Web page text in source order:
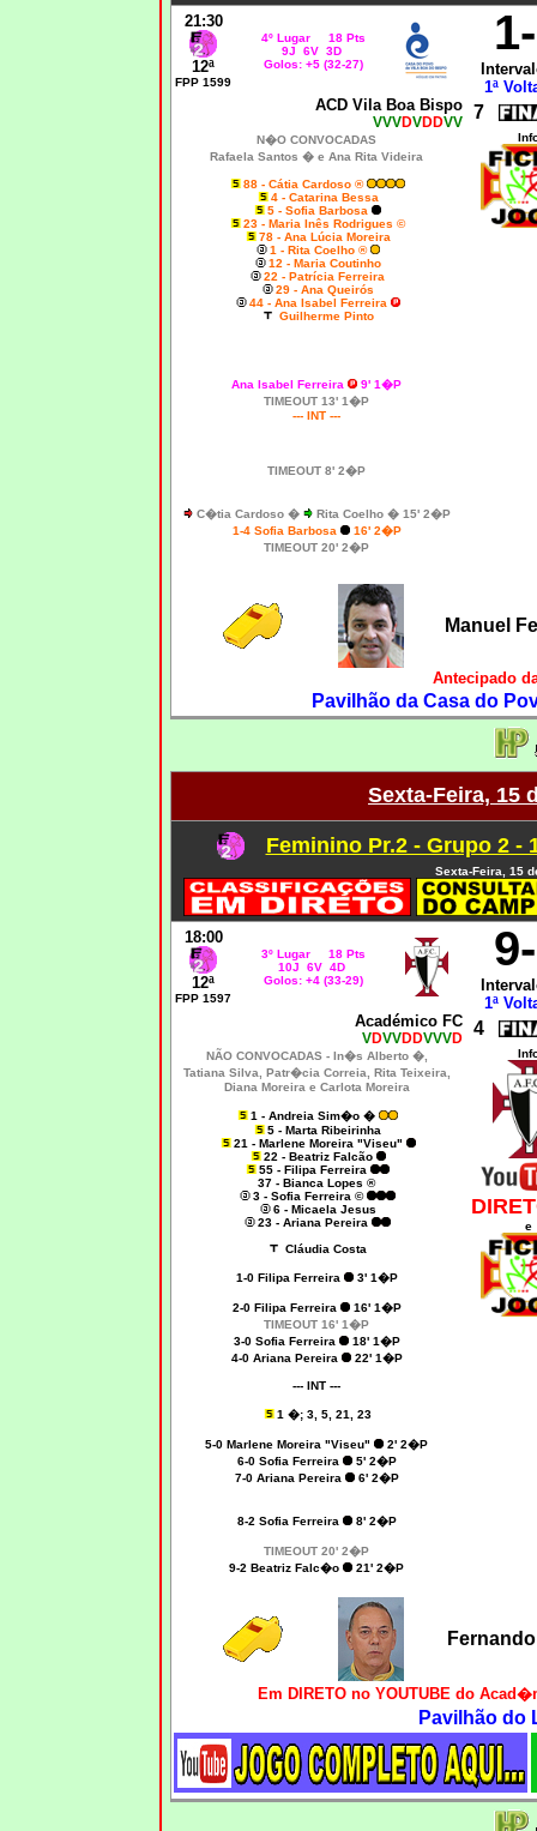
21:30
12ª
FPP 1599
4º Lugar 18 Pts
9J 6V 3D
Golos: +5 (32-27)
1
1ª
ACD Vila Boa Bispo
VVVDVDDVV 7
N�O CONVOCADAS
Rafaela Santos � e Ana Rita Videira
88 - Cátia Cardoso ®
4 - Catarina Bessa
5 - Sofia Barbosa
23 - Maria Inês Rodrigues ©
78 - Ana Lúcia Moreira
1 - Rita Coelho ®
12 - Maria Coutinho
22 - Patrícia Ferreira
29 - Ana Queirós
44 - Ana Isabel Ferreira
Guilherme Pinto
Ana Isabel Ferreira
9' 1�P
TIMEOUT 13' 1�P
--- INT ---
TIMEOUT 8' 2�P
C�tia Cardoso �
Rita Coelho � 15' 2�P
1-4 Sofia Barbosa
16' 2�P
TIMEOUT 20' 2�P
Manuel
Antecipado
Pavilhão da Casa do
Sexta-Feira, 15
Feminino Pr.2 - Grupo 2 -
Sexta-Feira, 15
18:00
12ª
FPP 1597
3º Lugar 18 Pts
10J 6V 4D
Golos: +4 (33-29)
1ª
Académico FC
VDVVDDVVVD 4
NÃO CONVOCADAS - In�s Alberto �,
Tatiana Silva, Patr�cia Correia, Rita Teixeira,
Diana Moreira e Carlota Moreira
1 - Andreia Sim�o �
5 - Marta Ribeirinha
21 - Marlene Moreira "Viseu"
22 - Beatriz Falcão
55 - Filipa Ferreira
37 - Bianca Lopes ®
3 - Sofia Ferreira ©
6 - Micaela Jesus
23 - Ariana Pereira
Cláudia Costa
1-0 Filipa Ferreira 3' 1�P
2-0 Filipa Ferreira
16' 1�P
TIMEOUT 16' 1�P
3-0 Sofia Ferreira
18' 1�P
4-0 Ariana Pereira
22' 1�P
--- INT ---
1 �; 3, 5, 21, 23
5-0 Marlene Moreira "Viseu"
2' 2�P
6-0 Sofia Ferreira
5' 2�P
7-0 Ariana Pereira
6' 2�P
8-2 Sofia Ferreira 8' 2�P
TIMEOUT 20' 2�P
9-2 Beatriz Falc�o
21' 2�P
e
Em DIRETO no YOUTUBE do
Pavilhão do